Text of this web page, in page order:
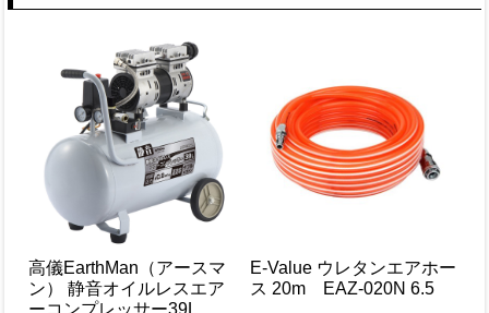
高儀EarthMan（アースマ
ン） 静音オイルレスエア
E-Value ウレタンエアホー
ス 20m EAZ-020N 6.5